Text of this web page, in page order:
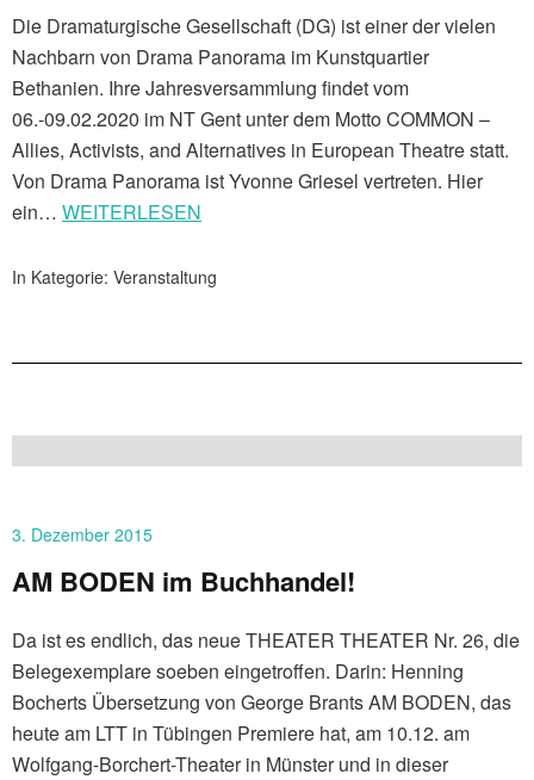
Die Dramaturgische Gesellschaft (DG) ist einer der vielen
Nachbarn von Drama Panorama im Kunstquartier
Bethanien. Ihre Jahresversammlung findet vom
06.-09.02.2020 im NT Gent unter dem Motto COMMON –
Allies, Activists, and Alternatives in European Theatre statt.
Von Drama Panorama ist Yvonne Griesel vertreten. Hier
ein… WEITERLESEN
In Kategorie: Veranstaltung
3. Dezember 2015
AM BODEN im Buchhandel!
Da ist es endlich, das neue THEATER THEATER Nr. 26, die
Belegexemplare soeben eingetroffen. Darin: Henning
Bocherts Übersetzung von George Brants AM BODEN, das
heute am LTT in Tübingen Premiere hat, am 10.12. am
Wolfgang-Borchert-Theater in Münster und in dieser